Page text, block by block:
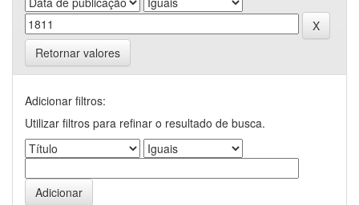
Retornar valores
Adicionar filtros:
Utilizar filtros para refinar o resultado de busca.